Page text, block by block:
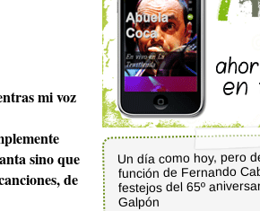
mi voz
sino que
de
Un día como hoy, pero
función de Fernando
festejos del 65º
Galpón